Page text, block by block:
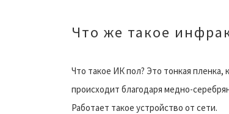
Что же такое
Что такое ИК пол? Это тонкая
происходит благодаря медно-
Работает такое устройство от сети.